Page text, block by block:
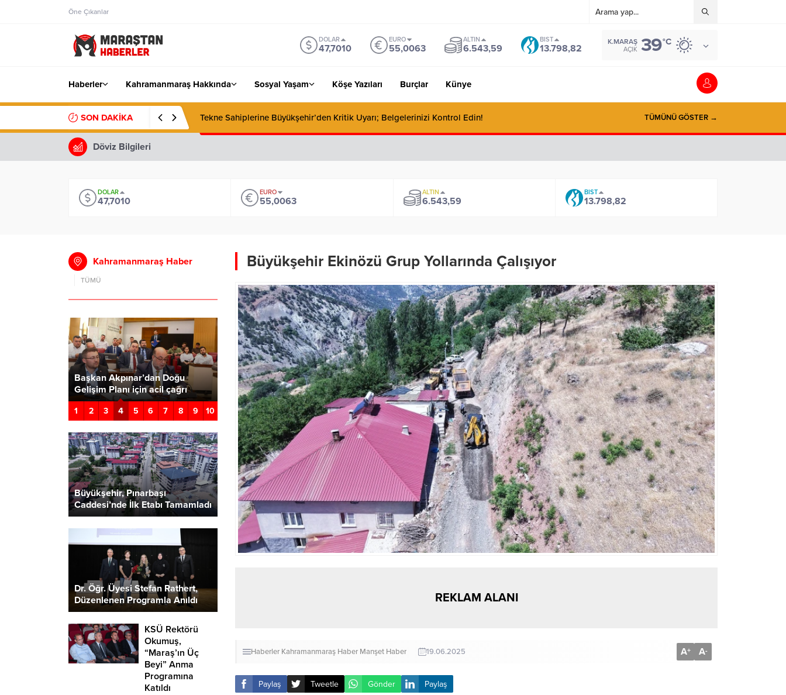
Öne Çıkanlar
DOLAR
47,7010
EURO
55,0063
ALTIN
6.543,59
BIST
13.798,82
K.MARAŞ
AÇIK 39°C
Haberler Kahramanmaraş Hakkında Sosyal Yaşam Köşe Yazıları Burçlar Künye
SON DAKİKA Tekne Sahiplerine Büyükşehir’den Kritik Uyarı; Belgelerinizi Kontrol Edin! TÜMÜNÜ GÖSTER →
Döviz Bilgileri
DOLAR
47,7010
EURO
55,0063
ALTIN
6.543,59
BIST
13.798,82
Büyükşehir Ekinözü Grup Yollarında Çalışıyor
REKLAM ALANI
Haberler Kahramanmaraş Haber Manşet Haber 19.06.2025 A+ A-
Paylaş Tweetle Gönder Paylaş
Kahramanmaraş Haber
TÜMÜ
Başkan Akpınar’dan Doğu
Gelişim Planı için acil çağrı
Büyükşehir’den, Dulkadiroğlu
Menderes Mahallesi’nde
Kesintisiz Asfalt Mesaisi
Büyükşehir’den LGS Günü
Öğrenci ve Velilere Tam Destek
Şehrin Ulaşım Geleceği UKOME
Toplantısında Ele Alındı
Başkan Görgel, Bakan
Makamında Ağırladı
1 2 3 4 5 6 7 8 9 10
Büyükşehir, Pınarbaşı
Caddesi’nde İlk Etabı Tamamladı
Dr. Öğr. Üyesi Stefan Rathert,
Düzenlenen Programla Anıldı
KSÜ Rektörü
Okumuş,
“Maraş’ın Üç
Beyi” Anma
Programına
Katıldı